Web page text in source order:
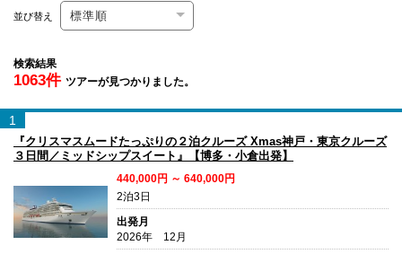
並び替え
検索結果
1063件 ツアーが見つかりました。
1
『クリスマスムードたっぷりの２泊クルーズ Xmas神戸・東京クルーズ
３日間／ミッドシップスイート』【博多・小倉出発】
440,000円 ～ 640,000円
2泊3日
出発月
2026年 12月